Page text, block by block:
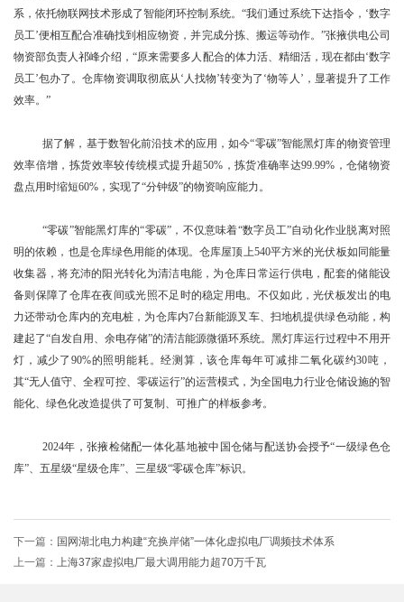
系，依托物联网技术形成了智能闭环控制系统。“我们通过系统下达指令，‘数字
员工’便相互配合准确找到相应物资，并完成分拣、搬运等动作。”张掖供电公司
物资部负责人祁峰介绍，“原来需要多人配合的体力活、精细活，现在都由‘数字
员工’包办了。仓库物资调取彻底从‘人找物’转变为了‘物等人’，显著提升了工作
效率。”
据了解，基于数智化前沿技术的应用，如今“零碳”智能黑灯库的物资管理
效率倍增，拣货效率较传统模式提升超50%，拣货准确率达99.99%，仓储物资
盘点用时缩短60%，实现了“分钟级”的物资响应能力。
“零碳”智能黑灯库的“零碳”，不仅意味着“数字员工”自动化作业脱离对照
明的依赖，也是仓库绿色用能的体现。仓库屋顶上540平方米的光伏板如同能量
收集器，将充沛的阳光转化为清洁电能，为仓库日常运行供电，配套的储能设
备则保障了仓库在夜间或光照不足时的稳定用电。不仅如此，光伏板发出的电
力还带动仓库内的充电桩，为仓库内7台新能源叉车、扫地机提供绿色动能，构
建起了“自发自用、余电存储”的清洁能源微循环系统。黑灯库运行过程中不用开
灯，减少了90%的照明能耗。经测算，该仓库每年可减排二氧化碳约30吨，
其“无人值守、全程可控、零碳运行”的运营模式，为全国电力行业仓储设施的智
能化、绿色化改造提供了可复制、可推广的样板参考。
2024年，张掖检储配一体化基地被中国仓储与配送协会授予“一级绿色仓
库”、五星级“星级仓库”、三星级“零碳仓库”标识。
下一篇： 国网湖北电力构建“充换岸储”一体化虚拟电厂调频技术体系
上一篇： 上海37家虚拟电厂最大调用能力超70万千瓦